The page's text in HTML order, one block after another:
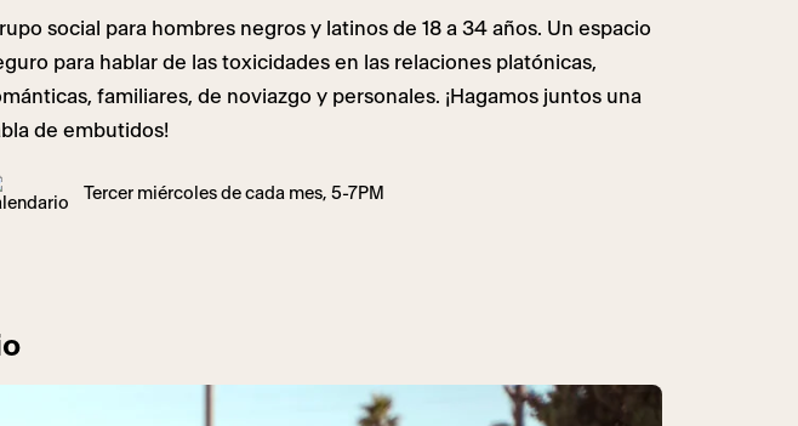
social para hombres negros y latinos de 18 a 34 años. Un espacio
para hablar de las toxicidades en las relaciones platónicas,
familiares, de noviazgo y personales. ¡Hagamos juntos una
de embutidos!
Tercer miércoles de cada mes, 5-7PM